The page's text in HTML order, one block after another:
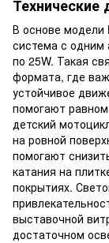
Технические
В основе модели
система с одним
по 25W. Такая
формата, где
устойчивое
помогают
детский
на ровной
помогают
катания на
покрытиях.
выставочной
достаточном